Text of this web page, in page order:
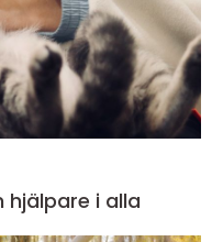
hjälpare i alla